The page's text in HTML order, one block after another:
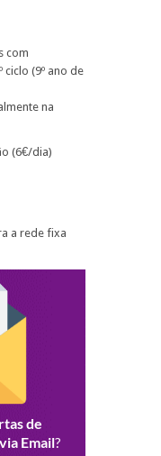
com
ciclo (9º ano de
na
(6€/dia)
a rede fixa